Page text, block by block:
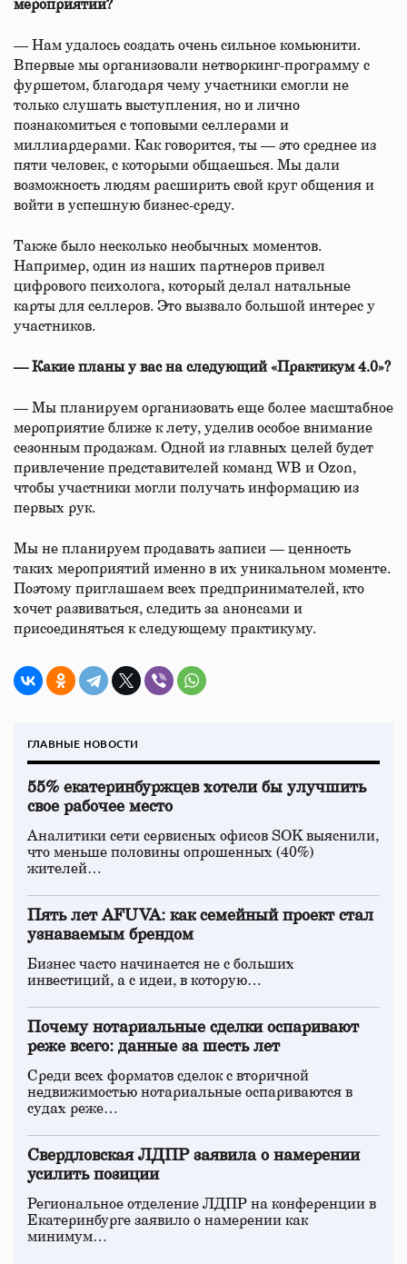
мероприятии?
— Нам удалось создать очень сильное комьюнити.
Впервые мы организовали нетворкинг-программу с
фуршетом, благодаря чему участники смогли не
только слушать выступления, но и лично
познакомиться с топовыми селлерами и
миллиардерами. Как говорится, ты — это среднее из
пяти человек, с которыми общаешься. Мы дали
возможность людям расширить свой круг общения и
войти в успешную бизнес-среду.
Также было несколько необычных моментов.
Например, один из наших партнеров привел
цифрового психолога, который делал натальные
карты для селлеров. Это вызвало большой интерес у
участников.
— Какие планы у вас на следующий «Практикум 4.0»?
— Мы планируем организовать еще более масштабное
мероприятие ближе к лету, уделив особое внимание
сезонным продажам. Одной из главных целей будет
привлечение представителей команд WB и Ozon,
чтобы участники могли получать информацию из
первых рук.
Мы не планируем продавать записи — ценность
таких мероприятий именно в их уникальном моменте.
Поэтому приглашаем всех предпринимателей, кто
хочет развиваться, следить за анонсами и
присоединяться к следующему практикуму.
ГЛАВНЫЕ НОВОСТИ
55% екатеринбуржцев хотели бы улучшить
свое рабочее место
Аналитики сети сервисных офисов SOK выяснили,
что меньше половины опрошенных (40%)
жителей…
Пять лет AFUVA: как семейный проект стал
узнаваемым брендом
Бизнес часто начинается не с больших
инвестиций, а с идеи, в которую…
Почему нотариальные сделки оспаривают
реже всего: данные за шесть лет
Среди всех форматов сделок с вторичной
недвижимостью нотариальные оспариваются в
судах реже…
Свердловская ЛДПР заявила о намерении
усилить позиции
Региональное отделение ЛДПР на конференции в
Екатеринбурге заявило о намерении как
минимум…